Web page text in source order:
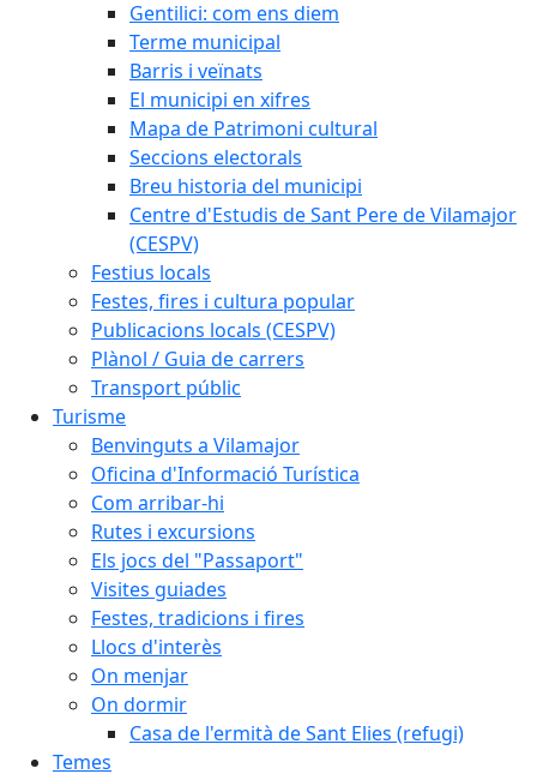
Gentilici: com ens diem
Terme municipal
Barris i veïnats
El municipi en xifres
Mapa de Patrimoni cultural
Seccions electorals
Breu historia del municipi
Centre d'Estudis de Sant Pere de Vilamajor
(CESPV)
Festius locals
Festes, fires i cultura popular
Publicacions locals (CESPV)
Plànol / Guia de carrers
Transport públic
Turisme
Benvinguts a Vilamajor
Oficina d'Informació Turística
Com arribar-hi
Rutes i excursions
Els jocs del "Passaport"
Visites guiades
Festes, tradicions i fires
Llocs d'interès
On menjar
On dormir
Casa de l'ermità de Sant Elies (refugi)
Temes